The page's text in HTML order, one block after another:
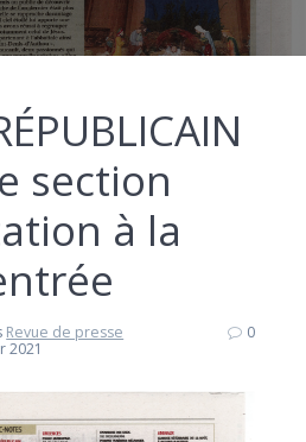
section
à la
Revue de presse
2021
0